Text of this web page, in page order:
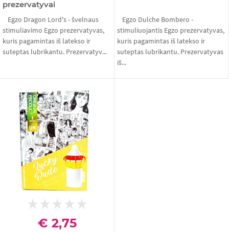
prezervatyvai
Egzo Dragon Lord's - švelnaus
stimuliavimo Egzo prezervatyvas,
kuris pagamintas iš latekso ir
suteptas lubrikantu. Prezervatyv...
Egzo Dulche Bombero -
stimuliuojantis Egzo prezervatyvas,
kuris pagamintas iš latekso ir
suteptas lubrikantu. Prezervatyvas
iš...
€ 2,75